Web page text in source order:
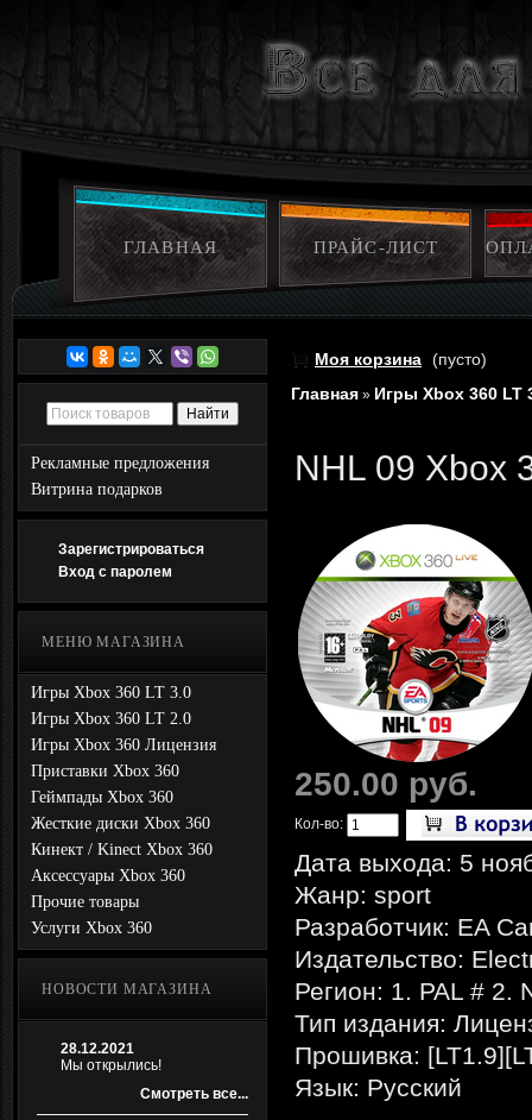
ГЛАВНАЯ ПРАЙС-ЛИСТ
Рекламные предложения
Витрина подарков
Зарегистрироваться
Вход с паролем
МЕНЮ МАГАЗИНА
Игры Xbox 360 LT 3.0
Игры Xbox 360 LT 2.0
Игры Xbox 360 Лицензия
Приставки Xbox 360
Геймпады Xbox 360
Жесткие диски Xbox 360
Кинект / Kinect Xbox 360
Аксессуары Xbox 360
Прочие товары
Услуги Xbox 360
НОВОСТИ МАГАЗИНА
28.12.2021
Мы открылись!
Смотреть все...
Моя корзина (пусто)
Главная » Игры Xbox 360 LT
NHL 09 Xbox
250.00 руб.
Кол-во:
Дата выхода: 5
Жанр: sport
Разработчик: EA
Издательство:
Регион: 1. PAL # 2.
Тип издания:
Прошивка:
Язык: Русский